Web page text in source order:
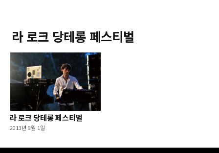
라 로크 당테롱 페스티벌
라 로크 당테롱 페스티벌
2013년 9월 1일